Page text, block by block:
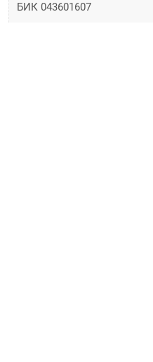
БИК 043601607